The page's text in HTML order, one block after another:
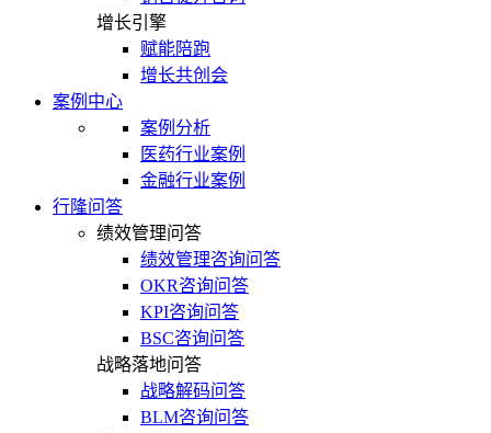
增长引擎
赋能陪跑
增长共创会
案例中心
案例分析
医药行业案例
金融行业案例
行隆问答
绩效管理问答
绩效管理咨询问答
OKR咨询问答
KPI咨询问答
BSC咨询问答
战略落地问答
战略解码问答
BLM咨询问答